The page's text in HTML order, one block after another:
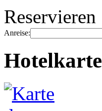
Reservieren
Anreise:
Hotelkarte